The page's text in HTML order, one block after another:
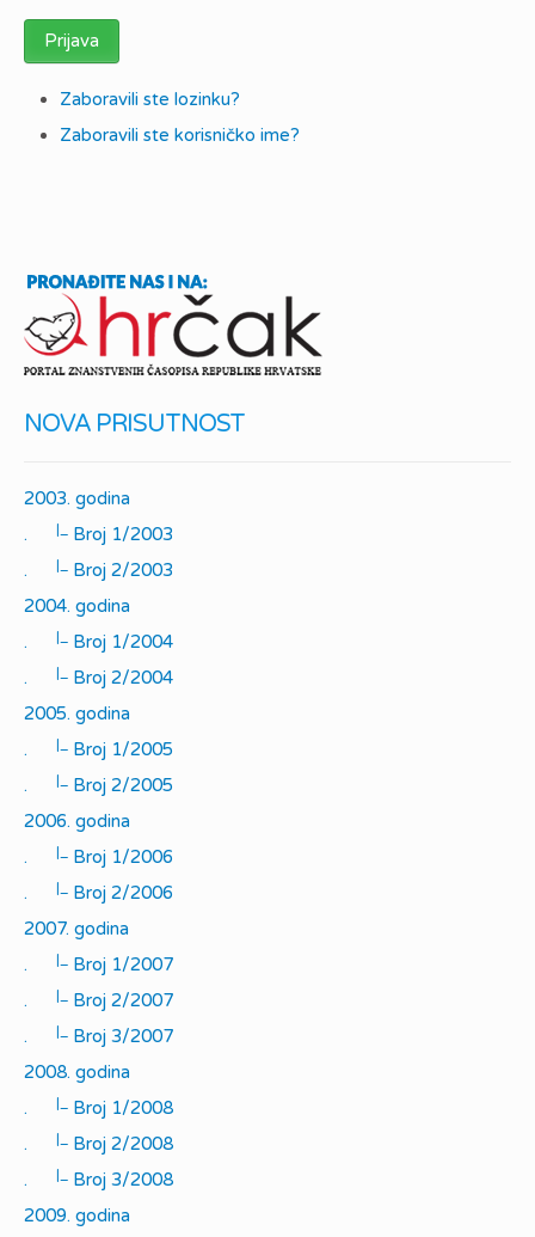
Prijava
Zaboravili ste lozinku?
Zaboravili ste korisničko ime?
NOVA PRISUTNOST
2003. godina
.
|_
Broj 1/2003
.
|_
Broj 2/2003
2004. godina
.
|_
Broj 1/2004
.
|_
Broj 2/2004
2005. godina
.
|_
Broj 1/2005
.
|_
Broj 2/2005
2006. godina
.
|_
Broj 1/2006
.
|_
Broj 2/2006
2007. godina
.
|_
Broj 1/2007
.
|_
Broj 2/2007
.
|_
Broj 3/2007
2008. godina
.
|_
Broj 1/2008
.
|_
Broj 2/2008
.
|_
Broj 3/2008
2009. godina